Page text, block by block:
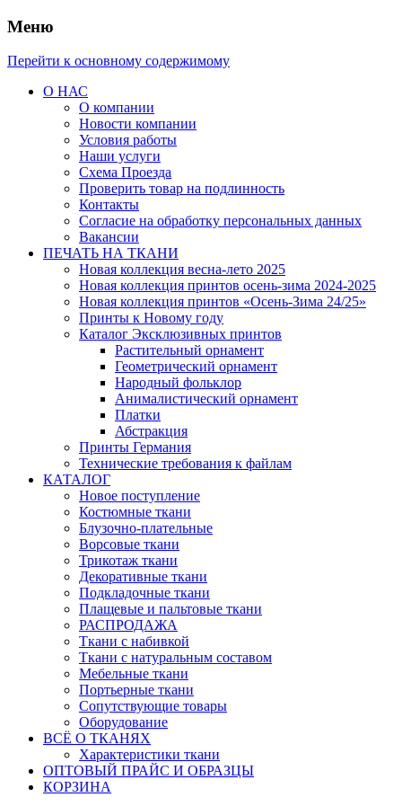
Меню
Перейти к основному содержимому
О НАС
О компании
Новости компании
Условия работы
Наши услуги
Схема Проезда
Проверить товар на подлинность
Контакты
Согласие на обработку персональных данных
Вакансии
ПЕЧАТЬ НА ТКАНИ
Новая коллекция весна-лето 2025
Новая коллекция принтов осень-зима 2024-2025
Новая коллекция принтов «Осень-Зима 24/25»
Принты к Новому году
Каталог Эксклюзивных принтов
Растительный орнамент
Геометрический орнамент
Народный фольклор
Анималистический орнамент
Платки
Абстракция
Принты Германия
Технические требования к файлам
КАТАЛОГ
Новое поступление
Костюмные ткани
Блузочно-плательные
Ворсовые ткани
Трикотаж ткани
Декоративные ткани
Подкладочные ткани
Плащевые и пальтовые ткани
РАСПРОДАЖА
Ткани с набивкой
Ткани с натуральным составом
Мебельные ткани
Портьерные ткани
Сопутствующие товары
Оборудование
ВСЁ О ТКАНЯХ
Характеристики ткани
ОПТОВЫЙ ПРАЙС И ОБРАЗЦЫ
КОРЗИНА